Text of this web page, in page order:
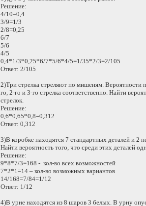
Решение:
4/10=0,4
3/9=1/3
2/8=0,25
6/7
5/6
4/5
0,4*1/3*0,25*6/7*5/6*4/5=1/35*2/3=2/105
Ответ: 2/105
2)Три стрелка стреляют по мишеням.
го, 2-го и 3-го стрелка соответственно. Найти
стрелок.
Решение:
0,6*0,65*0,8=0,312
Ответ: 0,312
3)В коробке находятся 7 стандартных деталей и 2
Найти вероятность того, что среди этих деталей
Решение:
9*8*7/3=168 - кол-во всех возможностей
7*2*1=14 – кол-во возможных вариантов
14/168=7/84=1/12
Ответ: 1/12
4)В урне находятся из 8 шаров 3 белых. В урну